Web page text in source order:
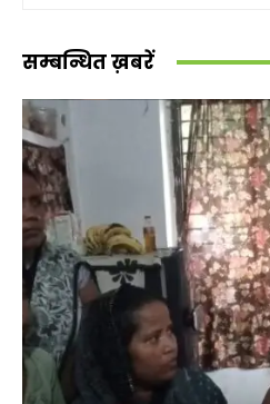
सम्बन्धित ख़बरें